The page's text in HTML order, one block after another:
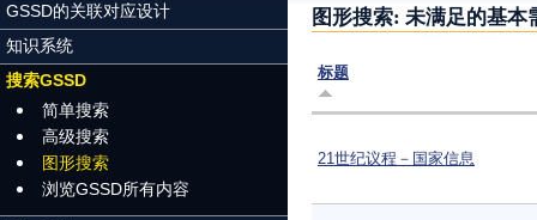
GSSD的关联对应设计
知识系统
搜索GSSD
简单搜索
高级搜索
图形搜索
浏览GSSD所有内容
图形搜索: 未满足的基本
标题
21世纪议程－国家信息